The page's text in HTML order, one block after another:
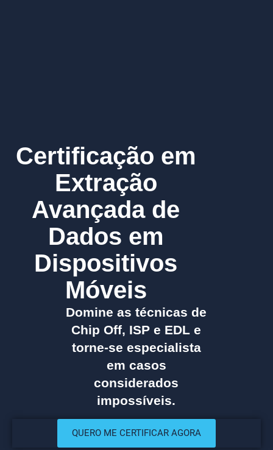
Certificação em
Extração
Avançada de
Dados em
Dispositivos
Móveis
Domine as técnicas de
Chip Off, ISP e EDL e
torne-se especialista
em casos
considerados
impossíveis.
QUERO ME CERTIFICAR AGORA